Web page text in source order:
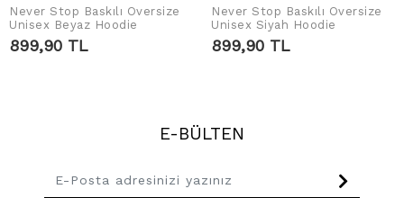
SEPETE EKLE
Never Stop Baskılı Oversize
Unisex Beyaz Hoodie
899,90 TL
SEPETE EKLE
Never Stop Baskılı Oversize
Unisex Siyah Hoodie
899,90 TL
E-BÜLTEN